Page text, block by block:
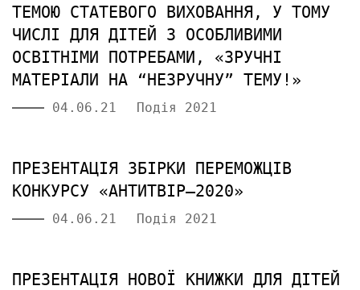
ТЕМОЮ СТАТЕВОГО ВИХОВАННЯ, У ТОМУ
ЧИСЛІ ДЛЯ ДІТЕЙ З ОСОБЛИВИМИ
ОСВІТНІМИ ПОТРЕБАМИ, «ЗРУЧНІ
МАТЕРІАЛИ НА “НЕЗРУЧНУ” ТЕМУ!»
04.06.21 Подія 2021
ПРЕЗЕНТАЦІЯ ЗБІРКИ ПЕРЕМОЖЦІВ
КОНКУРСУ «АНТИТВІР–2020»
04.06.21 Подія 2021
ПРЕЗЕНТАЦІЯ НОВОЇ КНИЖКИ ДЛЯ ДІТЕЙ